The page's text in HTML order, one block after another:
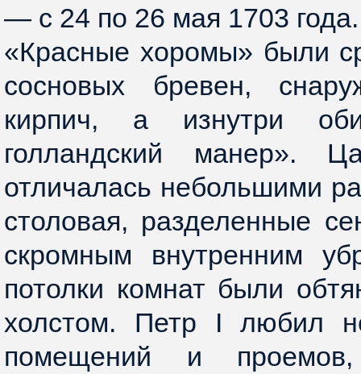
— с 24 по 26 мая 1703 года.
«Красные хоромы» были
сосновых бревен,
кирпич, а изнутри
голландский манер».
отличалась небольшими
столовая, разделенные
скромным внутренним
потолки комнат были
холстом. Петр I любил
помещений и